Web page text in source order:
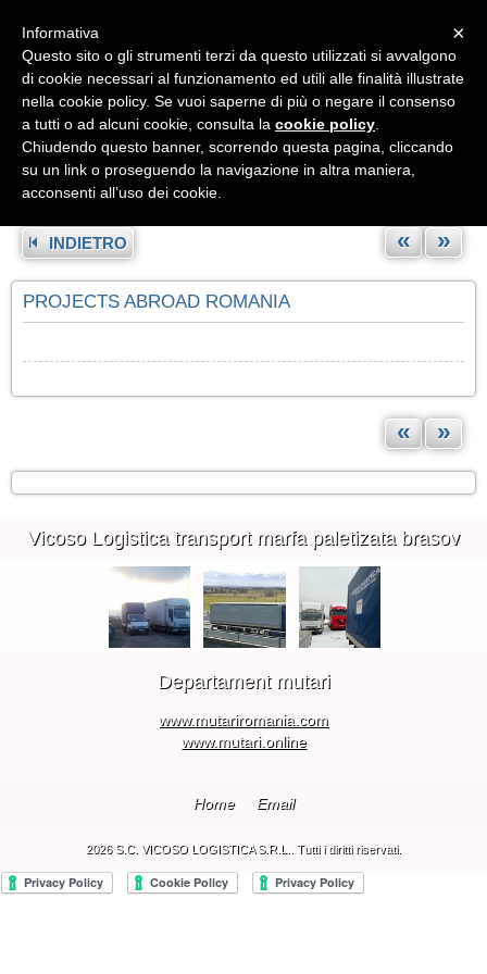
INDIETRO « »
PROJECTS ABROAD ROMANIA
« »
Vicoso Logistica transport marfa paletizata brasov
Departament mutari
www.mutariromania.com
www.mutari.online
Home Email
2026 S.C. VICOSO LOGISTICA S.R.L.. Tutti i diritti riservati.
×
Informativa
Questo sito o gli strumenti terzi da questo utilizzati si avvalgono
di cookie necessari al funzionamento ed utili alle finalità illustrate
nella cookie policy. Se vuoi saperne di più o negare il consenso
a tutti o ad alcuni cookie, consulta la cookie policy
Chiudendo questo banner, scorrendo questa pagina, cliccando
su un link o proseguendo la navigazione in altra maniera,
acconsenti all’uso dei cookie.